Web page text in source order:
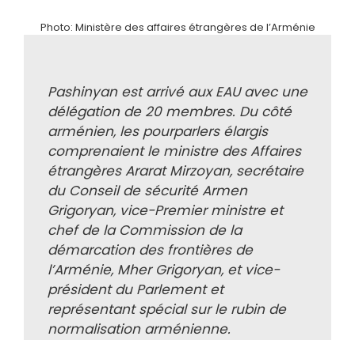
Photo: Ministère des affaires étrangères de l’Arménie
Pashinyan est arrivé aux EAU avec une
délégation de 20 membres. Du côté
arménien, les pourparlers élargis
comprenaient le ministre des Affaires
étrangères Ararat Mirzoyan, secrétaire
du Conseil de sécurité Armen
Grigoryan, vice-Premier ministre et
chef de la Commission de la
démarcation des frontières de
l’Arménie, Mher Grigoryan, et vice-
président du Parlement et
représentant spécial sur le rubin de
normalisation arménienne.